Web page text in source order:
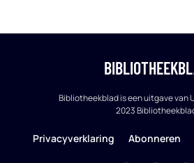
Bibliotheekblad is een uitgave van
2023
Privacyverklaring Abonneren